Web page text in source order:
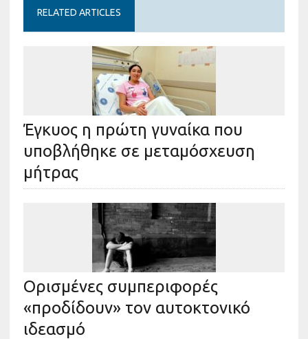
RELATED ARTICLES
Έγκυος η πρώτη γυναίκα που
υποβλήθηκε σε μεταμόσχευση
μήτρας
Ορισμένες συμπεριφορές
«προδίδουν» τον αυτοκτονικό
ιδεασμό